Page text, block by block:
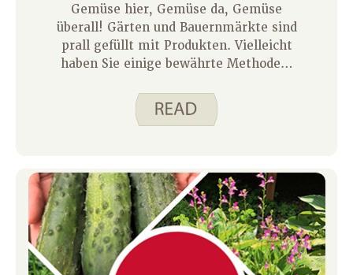
Gemüse hier, Gemüse da, Gemüse
überall! Gärten und Bauernmärkte sind
prall gefüllt mit Produkten. Vielleicht
haben Sie einige bewährte Methoden,
möchten. Wenn Sie auf der Suche nach
neuen Ideen sind, finden Sie hier eine
Verwendung von Gemüse ermöglichen.